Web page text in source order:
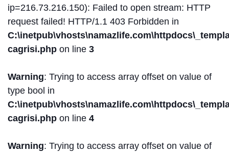
ip=216.73.216.150): Failed to open stream: HTTP
request failed! HTTP/1.1 403 Forbidden in
cagrisi.php on line 3
Warning: Trying to access array offset on value of
type bool in
cagrisi.php on line 4
Warning: Trying to access array offset on value of